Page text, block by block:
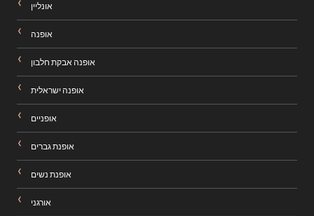
אונליין
אופנה
אופנה אבקת חלבון
אופנה ישראלית
אופניים
אופנת גברים
אופנת נשים
אורגני